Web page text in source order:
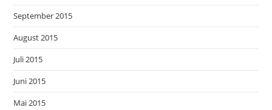
September 2015
August 2015
Juli 2015
Juni 2015
Mai 2015